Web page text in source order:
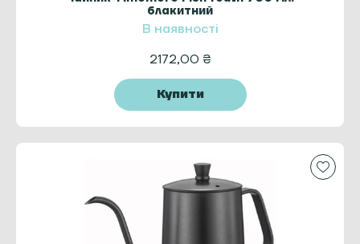
блакитний
В наявності
2172,00 ₴
Купити